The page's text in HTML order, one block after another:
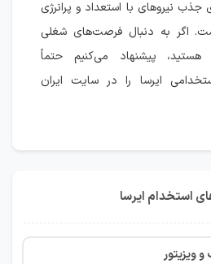
نیروهای با استعداد و پرانرژی
اگر به دنبال فرصت‌های شغلی
پیشنهاد می‌کنیم حتماً
ایرسا را در سایت ایران
استخدام ایرسا
و ویزیتور